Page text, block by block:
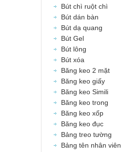
Bút chì ruột chì
Bút dán bàn
Bút dạ quang
Bút Gel
Bút lông
Bút xóa
Băng keo 2 mặt
Băng keo giấy
Băng keo Simili
Băng keo trong
Băng keo xốp
Băng keo đục
Bảng treo tường
Bảng tên nhân viên